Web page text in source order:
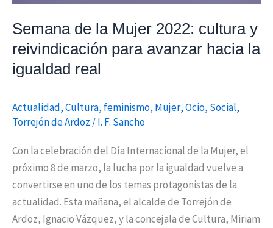
Semana de la Mujer 2022: cultura y
reivindicación para avanzar hacia la
igualdad real
Actualidad,Cultura, feminismo, Mujer,Ocio, Social,
Torrejón de Ardoz/I. F. Sancho
Con la celebración del Día Internacional de la Mujer, el
próximo 8 de marzo, la lucha por la igualdad vuelve a
convertirse en uno de los temas protagonistas de la
actualidad. Esta mañana, el alcalde de Torrejón de
Ardoz, Ignacio Vázquez, y la concejala de Cultura, Miriam
avanzar
hacia
la
igualdad